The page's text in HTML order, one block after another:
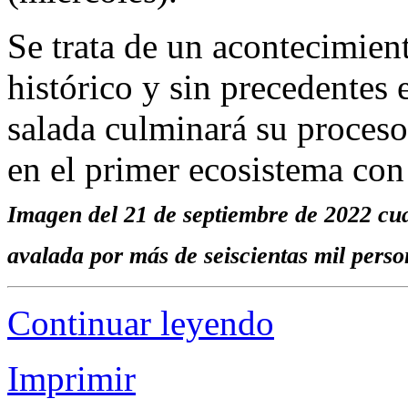
Se trata de un
histórico y sin precedentes
salada culminará su
en el primer ecosistema
Imagen del 21 de septiembre de 2022
avalada por más de seiscientas mil
Continuar leyendo
Imprimir